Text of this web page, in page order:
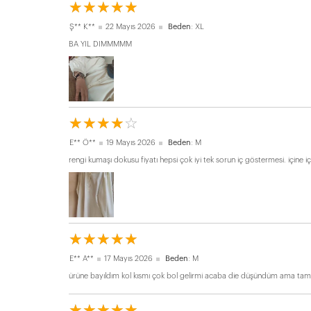
☆☆☆☆☆
★★★★★
Ş** K** 22 Mayıs 2026 Beden: XL
BA YIL DIMMMMM
☆☆☆☆☆
★★★★★
E** Ö** 19 Mayıs 2026 Beden: M
rengi kumaşı dokusu fiyatı hepsi çok iyi tek sorun iç göstermesi. içine
☆☆☆☆☆
★★★★★
E** A** 17 Mayıs 2026 Beden: M
ürüne bayıldım kol kısmı çok bol gelirmi acaba die düşündüm ama